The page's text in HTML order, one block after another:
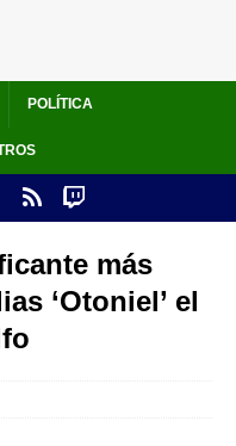
POLÍTICA
más
‘Otoniel’ el